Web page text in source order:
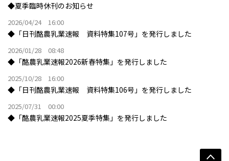
◆夏季臨時休刊のお知らせ
2026/04/24 16:00
◆「日刊酪農乳業速報 資料特集107号」を発行しました
2026/01/28 08:48
◆「酪農乳業速報2026新春特集」を発行しました
2025/10/28 16:00
◆「日刊酪農乳業速報 資料特集106号」を発行しました
2025/07/31 00:00
◆「酪農乳業速報2025夏季特集」を発行しました